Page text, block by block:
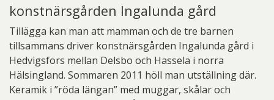
konstnärsgården Ingalunda gård
Tillägga kan man att mamman och de tre barnen
tillsammans driver konstnärsgården Ingalunda gård i
Hedvigsfors mellan Delsbo och Hassela i norra
Hälsingland. Sommaren 2011 höll man utställning där.
Keramik i ”röda längan” med muggar, skålar och